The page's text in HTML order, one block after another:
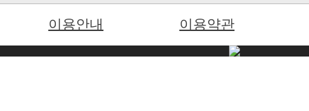
이용안내 이용약관